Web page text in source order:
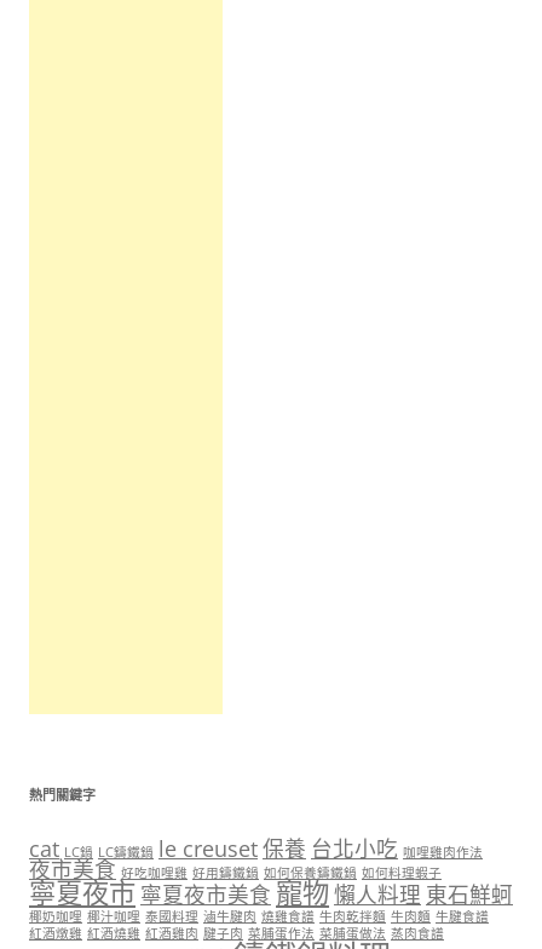
熱門關鍵字
cat LC鍋 LC鑄鐵鍋 le creuset保養 台北小吃 咖哩雞肉作法
夜市美食 好吃咖哩雞 好用鑄鐵鍋 如何保養鑄鐵鍋 如何料理蝦子
寧夏夜市 寧夏夜市美食 寵物懶人料理 東石鮮蚵
椰奶咖哩 椰汁咖哩 泰國料理 滷牛腱肉 燒雞食譜 牛肉乾拌麵 牛肉麵 牛腱食譜
紅酒燉雞 紅酒燒雞 紅酒雞肉 腱子肉 菜脯蛋作法 菜脯蛋做法 蒸肉食譜